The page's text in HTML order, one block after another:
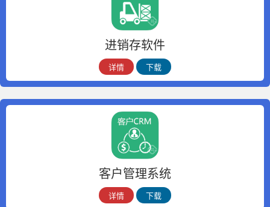
进销存软件
详情 下载
客户管理系统
详情 下载